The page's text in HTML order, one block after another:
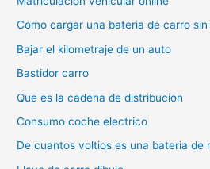
Como cargar una bateria de carro
Bajar el kilometraje de un auto
Bastidor carro
Que es la cadena de distribucion
Consumo coche electrico
De cuantos voltios es una bateria de